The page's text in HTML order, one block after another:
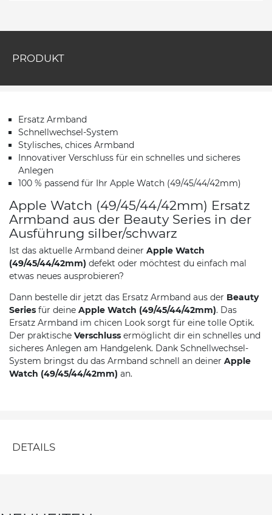
PRODUKT
Ersatz Armband
Schnellwechsel-System
Stylisches, chices Armband
Innovativer Verschluss für ein schnelles und sicheres
Anlegen
100 % passend für Ihr Apple Watch (49/45/44/42mm)
Apple Watch (49/45/44/42mm) Ersatz
Armband aus der Beauty Series in der
Ausführung silber/schwarz
Ist das aktuelle Armband deiner Apple Watch
(49/45/44/42mm) defekt oder möchtest du einfach mal
etwas neues ausprobieren?
Dann bestelle dir jetzt das Ersatz Armband aus der Beauty
Series für deine Apple Watch (49/45/44/42mm). Das
Ersatz Armband im chicen Look sorgt für eine tolle Optik.
Der praktische Verschluss ermöglicht dir ein schnelles und
sicheres Anlegen am Handgelenk. Dank Schnellwechsel-
System bringst du das Armband schnell an deiner Apple
Watch (49/45/44/42mm) an.
DETAILS